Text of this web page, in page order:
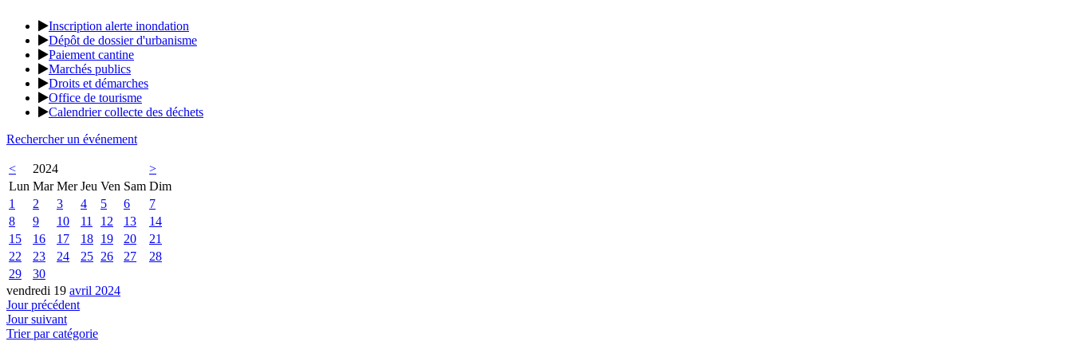
Inscription alerte inondation
Dépôt de dossier d'urbanisme
Paiement cantine
Marchés publics
Droits et démarches
Office de tourisme
Calendrier collecte des déchets
Rechercher un événement
< 2024
>
Lun Mar Mer Jeu Ven Sam Dim
1
2 3 4 5 6
7
8
9 10 11 12 13
14
15
16 17 18 19 20
21
22
23 24 25 26 27
28
29
30
vendredi 19 avril 2024
Jour précédent
Jour suivant
Trier par catégorie